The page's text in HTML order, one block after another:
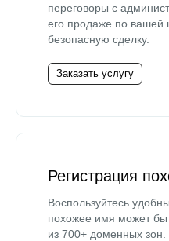
переговоры с
его продаже по вашей
безопасную сделку.
Заказать услугу
Регистрация
Воспользуйтесь
похожее имя может
из 700+ доменных зон.